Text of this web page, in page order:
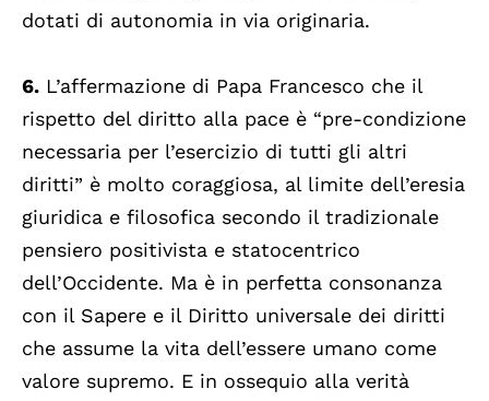
dotati di autonomia in via originaria.
6. L’affermazione di Papa Francesco che il
rispetto del diritto alla pace è “pre-condizione
necessaria per l’esercizio di tutti gli altri
diritti” è molto coraggiosa, al limite dell’eresia
giuridica e filosofica secondo il tradizionale
pensiero positivista e statocentrico
dell’Occidente. Ma è in perfetta consonanza
con il Sapere e il Diritto universale dei diritti
che assume la vita dell’essere umano come
valore supremo. E in ossequio alla verità